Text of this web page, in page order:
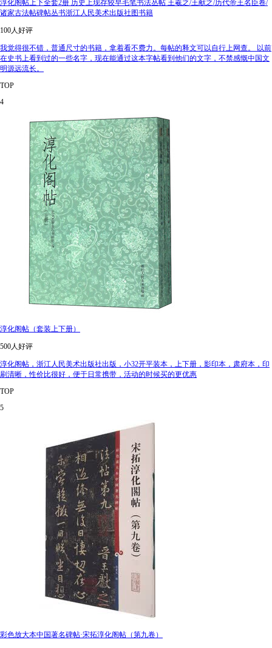
淳化阁帖上下全套2册 历史上现存较早毛笔书法丛帖 王羲之/王献之/历代帝王名臣卷/
诸家古法帖碑帖丛书浙江人民美术出版社图书籍
100人好评
我觉得很不错，普通尺寸的书籍，拿着看不费力。每帖的释文可以自行上网查。 以前
在史书上看到过的一些名字，现在能通过这本字帖看到他们的文字，不禁感慨中国文
明源远流长。
TOP
4
淳化阁帖（套装上下册）
500人好评
淳化阁帖，浙江人民美术出版社出版，小32开平装本，上下册，影印本，肃府本，印
刷清晰，性价比很好，便于日常携带，活动的时候买的更优惠
TOP
5
彩色放大本中国著名碑帖·宋拓淳化阁帖（第九卷）